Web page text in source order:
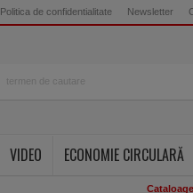
Politica de confidentialitate Newsletter
VIDEO ECONOMIE CIRCULARĂ